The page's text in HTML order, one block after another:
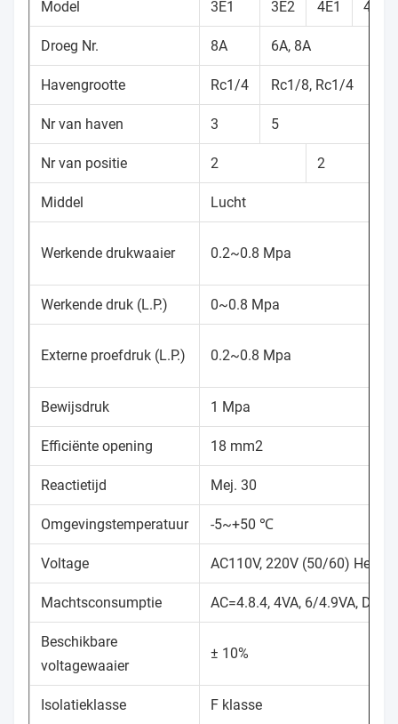
Model 3E1 3E2 4E1 4E2
Droeg Nr. 8A 6A, 8A
Havengrootte Rc1/4 Rc1/8, Rc1/4
Nr van haven 3 5
Nr van positie 2 2
Middel Lucht
Werkende drukwaaier 0.2~0.8 Mpa
Werkende druk (L.P.) 0~0.8 Mpa
Externe proefdruk (L.P.) 0.2~0.8 Mpa
Bewijsdruk 1 Mpa
Efficiënte opening 18 mm2
Reactietijd Mej. 30
Omgevingstemperatuur -5~+50 ℃
Voltage AC110V, 220V (50/60) Herz,
Machtsconsumptie AC=4.8.4, 4VA, 6/4.9VA,
Beschikbare
voltagewaaier
± 10%
Isolatieklasse F klasse